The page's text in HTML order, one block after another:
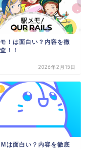
！は面白い？内容を徹
！！
2026年2月15日
は面白い？内容を徹底